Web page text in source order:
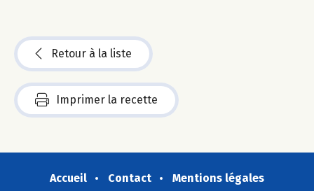
Retour à la liste
Imprimer la recette
Accueil Contact
Mentions légales